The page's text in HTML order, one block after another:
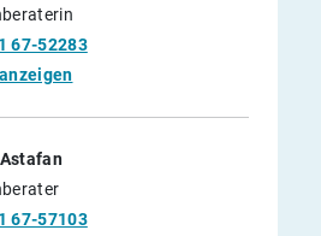
67-52283
67-57103